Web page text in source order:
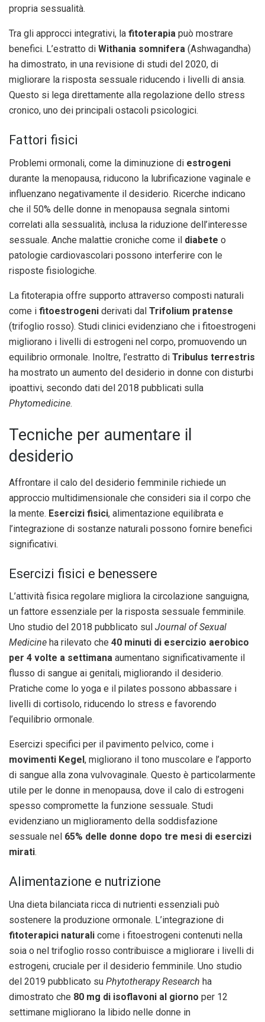
propria sessualità.
Tra gli approcci integrativi, la fitoterapia può mostrare
benefici. L’estratto di Withania somnifera (Ashwagandha)
ha dimostrato, in una revisione di studi del 2020, di
migliorare la risposta sessuale riducendo i livelli di ansia.
Questo si lega direttamente alla regolazione dello stress
cronico, uno dei principali ostacoli psicologici.
Fattori fisici
Problemi ormonali, come la diminuzione di estrogeni
durante la menopausa, riducono la lubrificazione vaginale e
influenzano negativamente il desiderio. Ricerche indicano
che il 50% delle donne in menopausa segnala sintomi
correlati alla sessualità, inclusa la riduzione dell’interesse
sessuale. Anche malattie croniche come il diabete o
patologie cardiovascolari possono interferire con le
risposte fisiologiche.
La fitoterapia offre supporto attraverso composti naturali
come i fitoestrogeni derivati dal Trifolium pratense
(trifoglio rosso). Studi clinici evidenziano che i fitoestrogeni
migliorano i livelli di estrogeni nel corpo, promuovendo un
equilibrio ormonale. Inoltre, l’estratto di Tribulus terrestris
ha mostrato un aumento del desiderio in donne con disturbi
ipoattivi, secondo dati del 2018 pubblicati sulla
Phytomedicine.
Tecniche per aumentare il
desiderio
Affrontare il calo del desiderio femminile richiede un
approccio multidimensionale che consideri sia il corpo che
la mente. Esercizi fisici, alimentazione equilibrata e
l’integrazione di sostanze naturali possono fornire benefici
significativi.
Esercizi fisici e benessere
L’attività fisica regolare migliora la circolazione sanguigna,
un fattore essenziale per la risposta sessuale femminile.
Uno studio del 2018 pubblicato sul Journal of Sexual
Medicine ha rilevato che 40 minuti di esercizio aerobico
per 4 volte a settimana aumentano significativamente il
flusso di sangue ai genitali, migliorando il desiderio.
Pratiche come lo yoga e il pilates possono abbassare i
livelli di cortisolo, riducendo lo stress e favorendo
l’equilibrio ormonale.
Esercizi specifici per il pavimento pelvico, come i
movimenti Kegel , migliorano il tono muscolare e l’apporto
di sangue alla zona vulvovaginale. Questo è particolarmente
utile per le donne in menopausa, dove il calo di estrogeni
spesso compromette la funzione sessuale. Studi
evidenziano un miglioramento della soddisfazione
sessuale nel 65% delle donne dopo tre mesi di esercizi
mirati.
Alimentazione e nutrizione
Una dieta bilanciata ricca di nutrienti essenziali può
sostenere la produzione ormonale. L’integrazione di
fitoterapici naturali come i fitoestrogeni contenuti nella
soia o nel trifoglio rosso contribuisce a migliorare i livelli di
estrogeni, cruciale per il desiderio femminile. Uno studio
del 2019 pubblicato su Phytotherapy Research ha
dimostrato che 80 mg di isoflavoni al giorno per 12
settimane migliorano la libido nelle donne in